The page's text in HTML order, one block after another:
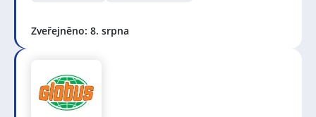
Zveřejněno: 8. srpna